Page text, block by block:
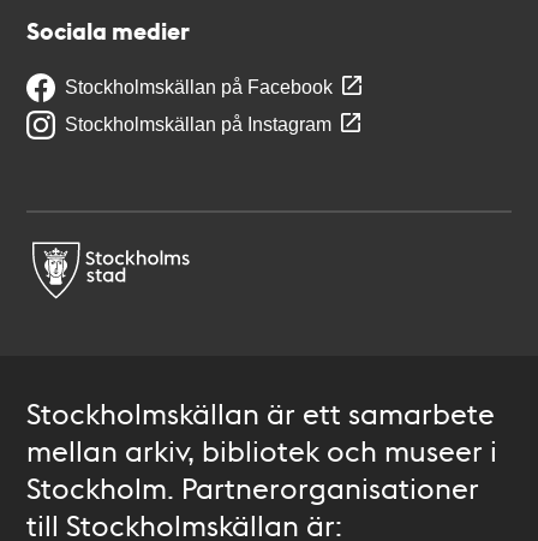
Sociala medier
Stockholmskällan på Facebook
Stockholmskällan på Instagram
Stockholmskällan är ett samarbete
mellan arkiv, bibliotek och museer i
Stockholm. Partnerorganisationer
till Stockholmskällan är: